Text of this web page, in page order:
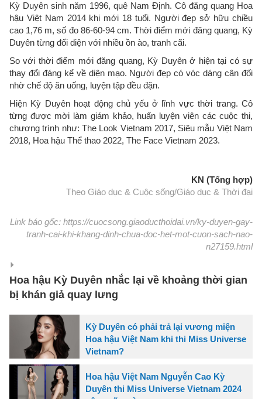
Kỳ Duyên sinh năm 1996, quê Nam Định. Cô đăng quang Hoa
hậu Việt Nam 2014 khi mới 18 tuổi. Người đẹp sở hữu chiều
cao 1,76 m, số đo 86-60-94 cm. Thời điểm mới đăng quang, Kỳ
Duyên từng đối diện với nhiều ồn ào, tranh cãi.
So với thời điểm mới đăng quang, Kỳ Duyên ở hiện tại có sự
thay đổi đáng kể về diện mạo. Người đẹp có vóc dáng cân đối
nhờ chế độ ăn uống, luyện tập đều đặn.
Hiện Kỳ Duyên hoạt động chủ yếu ở lĩnh vực thời trang. Cô
từng được mời làm giám khảo, huấn luyện viên các cuộc thi,
chương trình như: The Look Vietnam 2017, Siêu mẫu Việt Nam
2018, Hoa hậu Thể thao 2022, The Face Vietnam 2023.
KN (Tổng hợp)
Theo Giáo dục & Cuộc sống/Giáo dục & Thời đại
Link báo gốc: https://cuocsong.giaoducthoidai.vn/ky-duyen-gay-
tranh-cai-khi-khang-dinh-chua-doc-het-mot-cuon-sach-nao-
n27159.html
Hoa hậu Kỳ Duyên nhắc lại về khoảng thời gian
bị khán giả quay lưng
Kỳ Duyên có phải trả lại vương miện
Hoa hậu Việt Nam khi thi Miss Universe
Vietnam?
Hoa hậu Việt Nam Nguyễn Cao Kỳ
Duyên thi Miss Universe Vietnam 2024